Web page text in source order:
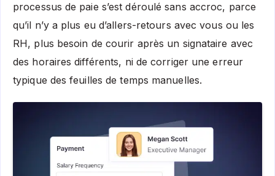
processus de paie s’est déroulé sans accroc, parce
qu’il n’y a plus eu d’allers-retours avec vous ou les
RH, plus besoin de courir après un signataire avec
des horaires différents, ni de corriger une erreur
typique des feuilles de temps manuelles.